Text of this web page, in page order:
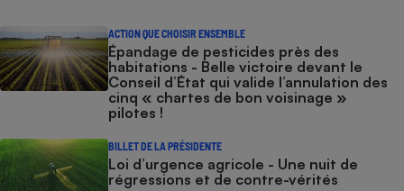
ACTION QUE CHOISIR ENSEMBLE
Épandage de pesticides près des
habitations - Belle victoire devant le
Conseil d’État qui valide l’annulation des
cinq « chartes de bon voisinage »
pilotes !
BILLET DE LA PRÉSIDENTE
Loi d’urgence agricole - Une nuit de
régressions et de contre-vérités